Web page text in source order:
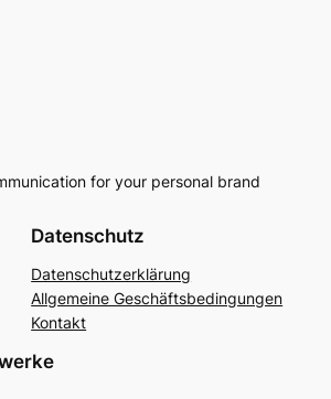
for your personal brand
Datenschutz
Datenschutzerklärung
Allgemeine Geschäftsbedingungen
Kontakt